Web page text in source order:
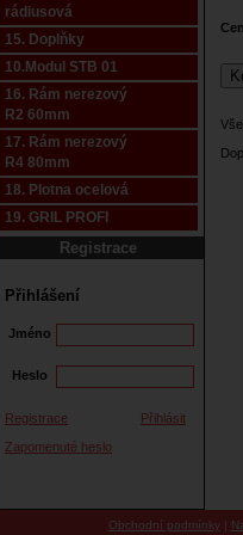
rádiusová
15. Doplňky
10.Modul STB 01
16. Rám nerezový
R2 60mm
17. Rám nerezový
R4 80mm
18. Plotna ocelová
19. GRIL PROFI
Registrace
Přihlášení
Jméno
Heslo
Registrace
Přihlásit
Zapomenuté heslo
Obchodní podmínky|